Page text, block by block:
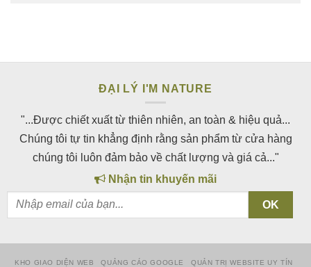
ĐẠI LÝ I'M NATURE
"...Được chiết xuất từ thiên nhiên, an toàn & hiệu quả...
Chúng tôi tự tin khẳng định rằng sản phẩm từ cửa hàng
chúng tôi luôn đảm bảo về chất lượng và giá cả..."
Nhận tin khuyến mãi
KHO GIAO DIỆN WEB QUẢNG CÁO GOOGLE QUẢN TRỊ WEBSITE UY TÍN